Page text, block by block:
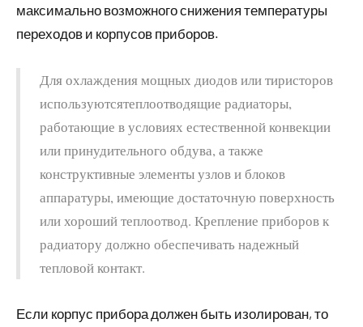
максимально возможного снижения температуры
переходов и корпусов приборов.
Для охлаждения мощных диодов или тиристоров
используютсятеплоотводящие радиаторы,
работающие в условиях естественной конвекции
или принудительного обдува, а также
конструктивные элементы узлов и блоков
аппаратуры, имеющие достаточную поверхность
или хороший теплоотвод. Крепление приборов к
радиатору должно обеспечивать надежный
тепловой контакт.
Если корпус прибора должен быть изолирован, то